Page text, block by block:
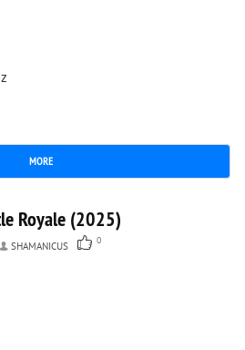
MORE
Royale (2025)
SHAMANICUS 0